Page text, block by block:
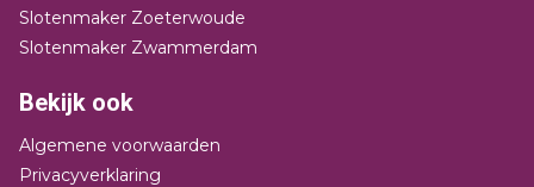
Slotenmaker Zoeterwoude
Slotenmaker Zwammerdam
Bekijk ook
Algemene voorwaarden
Privacyverklaring